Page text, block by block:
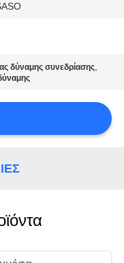
δύναμης συνεδρίασης,